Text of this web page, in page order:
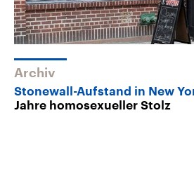
Archiv
Stonewall-Aufstand in New
Jahre homosexueller Stolz